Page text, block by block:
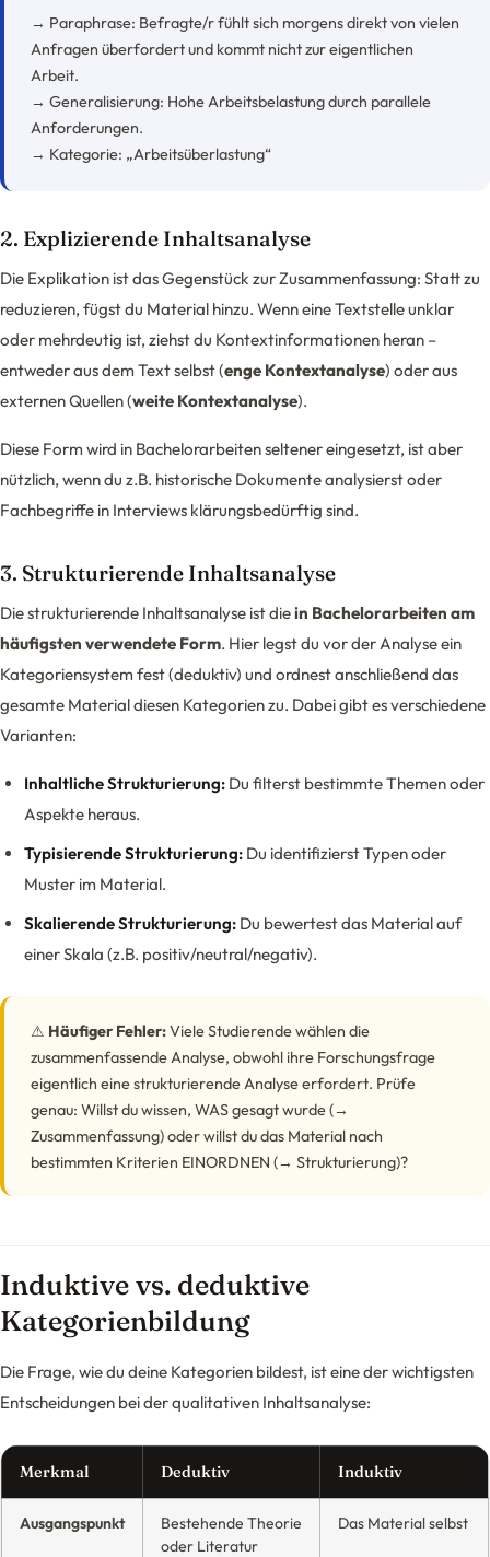
→ Paraphrase: Befragte/r fühlt sich morgens direkt von vielen
Anfragen überfordert und kommt nicht zur eigentlichen
Arbeit.
→ Generalisierung: Hohe Arbeitsbelastung durch parallele
Anforderungen.
→ Kategorie: „Arbeitsüberlastung“
2. Explizierende Inhaltsanalyse
Die Explikation ist das Gegenstück zur Zusammenfassung: Statt zu
reduzieren, fügst du Material hinzu. Wenn eine Textstelle unklar
oder mehrdeutig ist, ziehst du Kontextinformationen heran –
entweder aus dem Text selbst (enge Kontextanalyse) oder aus
externen Quellen (weite Kontextanalyse).
Diese Form wird in Bachelorarbeiten seltener eingesetzt, ist aber
nützlich, wenn du z.B. historische Dokumente analysierst oder
Fachbegriffe in Interviews klärungsbedürftig sind.
3. Strukturierende Inhaltsanalyse
Die strukturierende Inhaltsanalyse ist diein Bachelorarbeiten am
häufigsten verwendete Form. Hier legst du vor der Analyse ein
Kategoriensystem fest (deduktiv) und ordnest anschließend das
gesamte Material diesen Kategorien zu. Dabei gibt es verschiedene
Varianten:
Inhaltliche Strukturierung: Du filterst bestimmte Themen oder
Aspekte heraus.
Typisierende Strukturierung: Du identifizierst Typen oder
Muster im Material.
Skalierende Strukturierung: Du bewertest das Material auf
einer Skala (z.B. positiv/neutral/negativ).
⚠ Häufiger Fehler:Viele Studierende wählen die
zusammenfassende Analyse, obwohl ihre Forschungsfrage
eigentlich eine strukturierende Analyse erfordert. Prüfe
genau: Willst du wissen, WAS gesagt wurde (→
Zusammenfassung) oder willst du das Material nach
bestimmten Kriterien EINORDNEN (→ Strukturierung)?
Induktive vs. deduktive
Kategorienbildung
Die Frage, wie du deine Kategorien bildest, ist eine der wichtigsten
Entscheidungen bei der qualitativen Inhaltsanalyse:
Merkmal Deduktiv Induktiv
Ausgangspunkt
Bestehende Theorie
oder Literatur
Das Material selbst